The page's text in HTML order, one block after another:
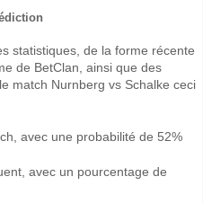
statistiques, de la forme récente
de BetClan, ainsi que des
match Nurnberg vs Schalke ceci
avec une probabilité de 52%
avec un pourcentage de